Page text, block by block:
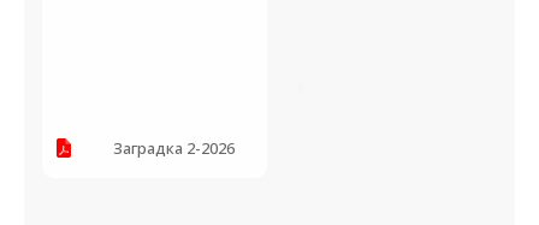
Заградка 2-2026